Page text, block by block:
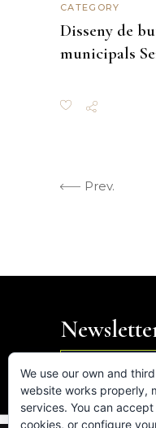
CATEGORY
Disseny de
municipals
Prev.
We use our own and
website works properly,
services. You can
cookies, or configure